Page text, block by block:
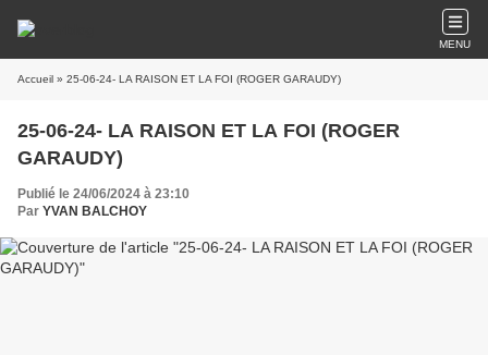
MENU
Accueil » 25-06-24- LA RAISON ET LA FOI (ROGER GARAUDY)
25-06-24- LA RAISON ET LA FOI (ROGER
GARAUDY)
Publié le 24/06/2024 à 23:10
Par YVAN BALCHOY